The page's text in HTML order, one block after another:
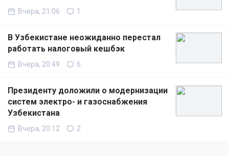
Вчера, 21:06 1
В Узбекистане неожиданно перестал
работать налоговый кешбэк
Вчера, 20:49 6
Президенту доложили о модернизации
систем электро- и газоснабжения
Узбекистана
Вчера, 20:12 2